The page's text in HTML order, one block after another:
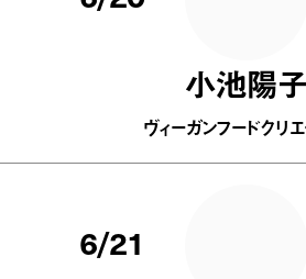
小池陽子
ヴィーガンフードクリ
6/21